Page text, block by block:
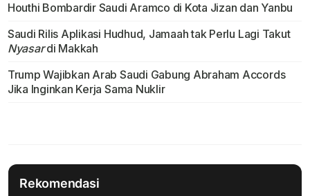
Houthi Bombardir Saudi Aramco di Kota Jizan dan Yanbu
Saudi Rilis Aplikasi Hudhud, Jamaah tak Perlu Lagi Takut
Nyasardi Makkah
Trump Wajibkan Arab Saudi Gabung Abraham Accords
Jika Inginkan Kerja Sama Nuklir
Rekomendasi